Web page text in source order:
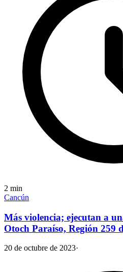
2 min
Cancún
Más violencia; ejecutan a
Otoch Paraíso, Región 259
20 de octubre de 2023·